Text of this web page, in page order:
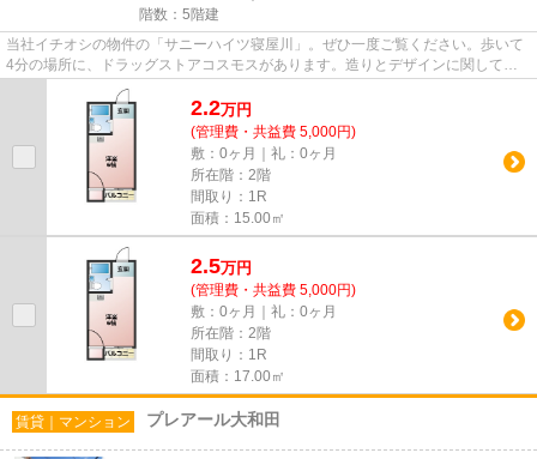
階数：5階建
当社イチオシの物件の「サニーハイツ寝屋川」。ぜひ一度ご覧ください。歩いて
4分の場所に、ドラッグストアコスモスがあります。造りとデザインに関して、
自信をもって情報を提供できる...
2.2万円
(管理費・共益費 5,000円)
敷：0ヶ月｜礼：0ヶ月
所在階：2階
間取り：1R
面積：15.00㎡
2.5万円
(管理費・共益費 5,000円)
敷：0ヶ月｜礼：0ヶ月
所在階：2階
間取り：1R
面積：17.00㎡
賃貸｜マンション プレアール大和田